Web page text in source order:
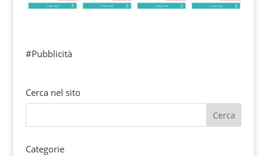
#Pubblicità
Cerca nel sito
Categorie